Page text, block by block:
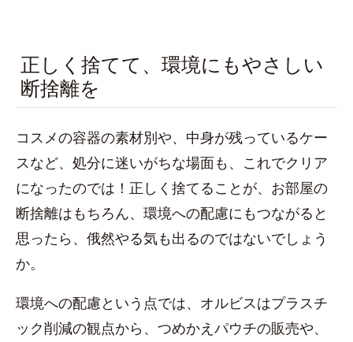
正しく捨てて、環境にもやさしい
断捨離を
コスメの容器の素材別や、中身が残っているケー
スなど、処分に迷いがちな場面も、これでクリア
になったのでは！正しく捨てることが、お部屋の
断捨離はもちろん、環境への配慮にもつながると
思ったら、俄然やる気も出るのではないでしょう
か。
環境への配慮という点では、オルビスはプラスチ
ック削減の観点から、つめかえパウチの販売や、